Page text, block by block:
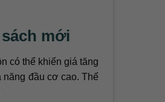
mới
có thể khiến giá tăng
năng đầu cơ cao. Thế